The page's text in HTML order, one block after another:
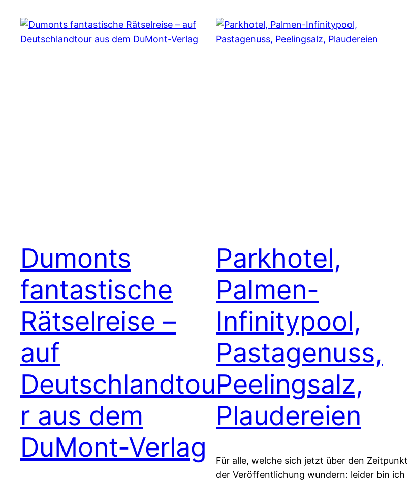
Dumonts
fantastische
Rätselreise –
auf
Deutschlandtou
r aus dem
DuMont-Verlag
Parkhotel,
Palmen-
Infinitypool,
Pastagenuss,
Peelingsalz,
Plaudereien
Für alle, welche sich jetzt über den Zeitpunkt
der Veröffentlichung wundern: leider bin ich